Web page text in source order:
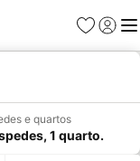
Favoritos
Iniciar
e quartos
1 quarto.